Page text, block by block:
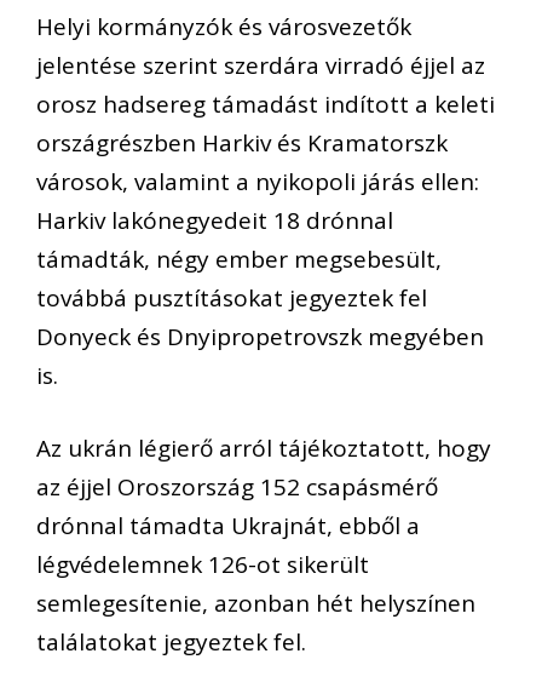
Helyi kormányzók és városvezetők
jelentése szerint szerdára virradó éjjel az
orosz hadsereg támadást indított a keleti
országrészben Harkiv és Kramatorszk
városok, valamint a nyikopoli járás ellen:
Harkiv lakónegyedeit 18 drónnal
támadták, négy ember megsebesült,
továbbá pusztításokat jegyeztek fel
Donyeck és Dnyipropetrovszk megyében
is.
Az ukrán légierő arról tájékoztatott, hogy
az éjjel Oroszország 152 csapásmérő
drónnal támadta Ukrajnát, ebből a
légvédelemnek 126-ot sikerült
semlegesítenie, azonban hét helyszínen
találatokat jegyeztek fel.